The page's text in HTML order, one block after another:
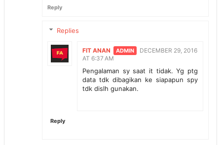
Reply
Replies
FIT ANAN
DECEMBER 29, 2016
AT 6:37 AM
Pengalaman sy saat it tidak. Yg ptg
data tdk dibagikan ke siapapun spy
tdk dislh gunakan.
Reply